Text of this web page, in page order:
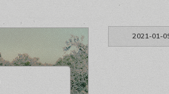
2021-01-